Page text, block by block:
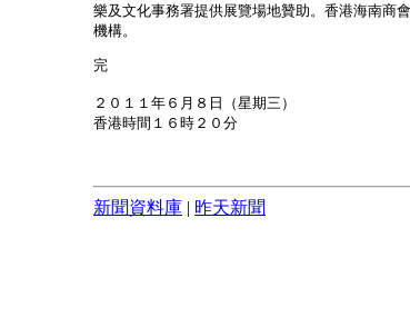
樂及文化事務署提供展覽場地贊助。香港海南商
機構。
完
２０１１年６月８日（星期三）
香港時間１６時２０分
新聞資料庫 | 昨天新聞